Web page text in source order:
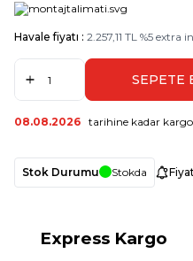
Havale fiyatı : 2.257,11 TL %5 extra
SEPETE
08.08.2026 tarihine kadar
Stok Durumu Stokda
Express Kargo